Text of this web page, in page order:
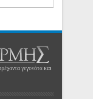
γεγονότα και